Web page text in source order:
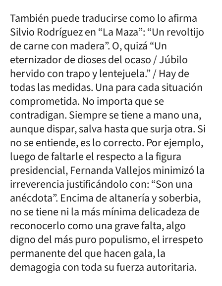
También puede traducirse como lo afirma
Silvio Rodríguez en “La Maza”: “Un revoltijo
de carne con madera”. O, quizá “Un
eternizador de dioses del ocaso / Júbilo
hervido con trapo y lentejuela.” / Hay de
todas las medidas. Una para cada situación
comprometida. No importa que se
contradigan. Siempre se tiene a mano una,
aunque dispar, salva hasta que surja otra. Si
no se entiende, es lo correcto. Por ejemplo,
luego de faltarle el respecto a la figura
presidencial, Fernanda Vallejos minimizó la
irreverencia justificándolo con: “Son una
anécdota”. Encima de altanería y soberbia,
no se tiene ni la más mínima delicadeza de
reconocerlo como una grave falta, algo
digno del más puro populismo, el irrespeto
permanente del que hacen gala, la
demagogia con toda su fuerza autoritaria.